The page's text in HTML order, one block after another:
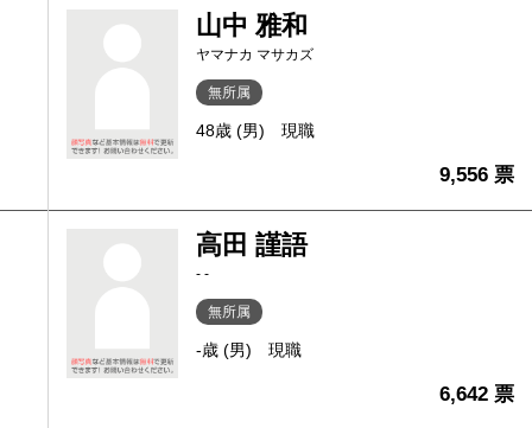
山中 雅和
ヤマナカ マサカズ
無所属
48歳 (男) 現職
9,556 票
高田 謹語
- -
無所属
-歳 (男) 現職
6,642 票